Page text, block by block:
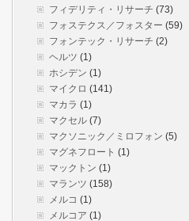
フィデリティ・リサーチ (73)
フォステクス／フォスター (59)
フォンテック・リサーチ (2)
ヘルツ (1)
ホシデン (1)
マイクロ (141)
マカラ (1)
マクセル (7)
マクソニック／ミロフォン (5)
マグネフロート (1)
マックトン (1)
マランツ (158)
メルコ (1)
メルコア (1)